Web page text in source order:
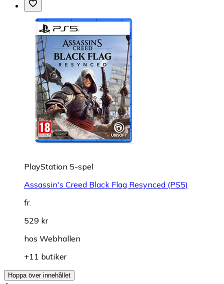
PlayStation 5-spel
Assassin's Creed Black Flag Resynced (PS5)
fr.
529 kr
hos Webhallen
+11 butiker
Hoppa över innehållet